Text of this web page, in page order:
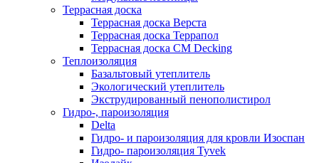
Террасная доска
Террасная доска Верста
Террасная доска Террапол
Террасная доска CM Decking
Теплоизоляция
Базальтовый утеплитель
Экологический утеплитель
Экструдированный пенополистирол
Гидро-, пароизоляция
Delta
Гидро- и пароизоляция для кровли Изоспан
Гидро- пароизоляция Tyvek